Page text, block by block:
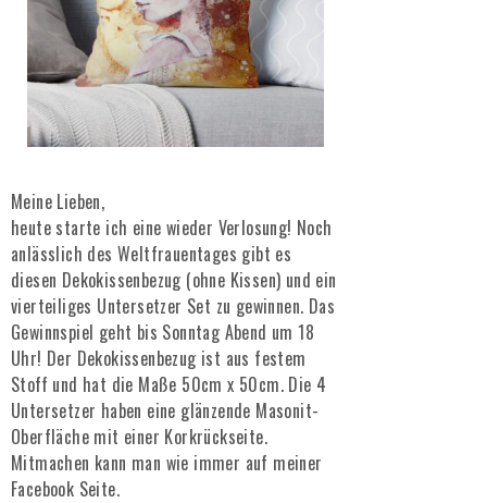
Meine Lieben,
heute starte ich eine wieder Verlosung! Noch
anlässlich des Weltfrauentages gibt es
diesen Dekokissenbezug (ohne Kissen) und ein
vierteiliges Untersetzer Set zu gewinnen. Das
Gewinnspiel geht bis Sonntag Abend um 18
Uhr! Der Dekokissenbezug ist aus festem
Stoff und hat die Maße 50cm x 50cm. Die 4
Untersetzer haben eine glänzende Masonit-
Oberfläche mit einer Korkrückseite.
Mitmachen kann man wie immer auf meiner
Facebook Seite.